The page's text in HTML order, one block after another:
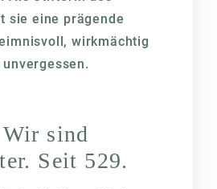
sie eine prägende
wirkmächtig
sind
Seit 529.